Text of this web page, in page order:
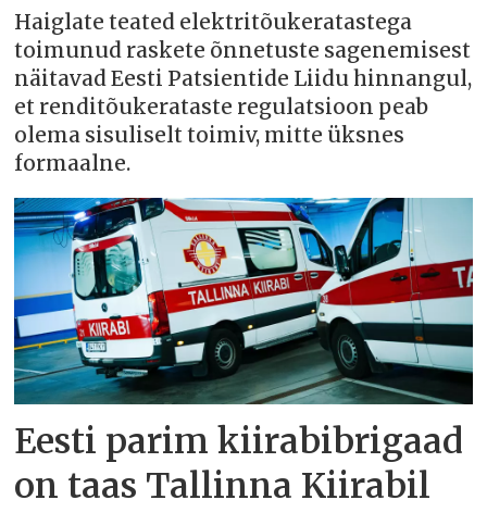
Haiglate teated elektritõukeratastega
toimunud raskete õnnetuste sagenemisest
näitavad Eesti Patsientide Liidu hinnangul,
et renditõukerataste regulatsioon peab
olema sisuliselt toimiv, mitte üksnes
formaalne.
Eesti parim kiirabibrigaad
on taas Tallinna Kiirabil